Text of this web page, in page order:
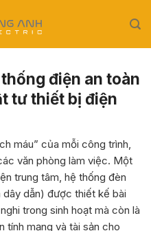
điện an toàn
tư thiết bị điện
máu” của mỗi công trình,
văn phòng làm việc. Một
trung tâm, hệ thống đèn
dẫn) được thiết kế bài
trong sinh hoạt mà còn là
tính mạng và tài sản cho